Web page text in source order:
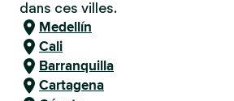
dans ces villes.
Medellín
Cali
Barranquilla
Cartagena